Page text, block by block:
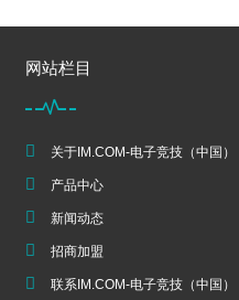
网站栏目
关于IM.COM-电子竞技（中国）
产品中心
新闻动态
招商加盟
联系IM.COM-电子竞技（中国）